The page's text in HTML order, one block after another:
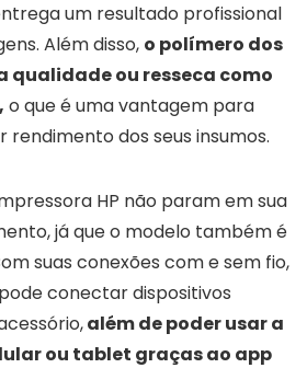
um resultado profissional
Além disso, o polímero dos
qualidade ou resseca como
o que é uma vantagem para
rendimento dos seus insumos.
HP não param em sua
já que o modelo também é
suas conexões com e sem fio,
conectar dispositivos
além de poder usar a
ou tablet graças ao app